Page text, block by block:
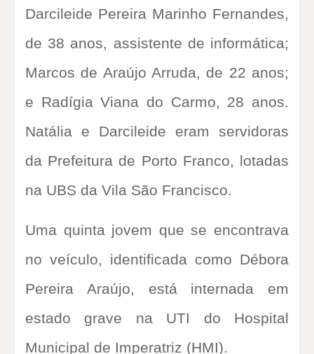
Darcileide Pereira Marinho Fernandes,
de 38 anos, assistente de informática;
Marcos de Araújo Arruda, de 22 anos;
e Radígia Viana do Carmo, 28 anos.
Natália e Darcileide eram servidoras
da Prefeitura de Porto Franco, lotadas
na UBS da Vila São Francisco.
Uma quinta jovem que se encontrava
no veículo, identificada como Débora
Pereira Araújo, está internada em
estado grave na UTI do Hospital
Municipal de Imperatriz (HMI).